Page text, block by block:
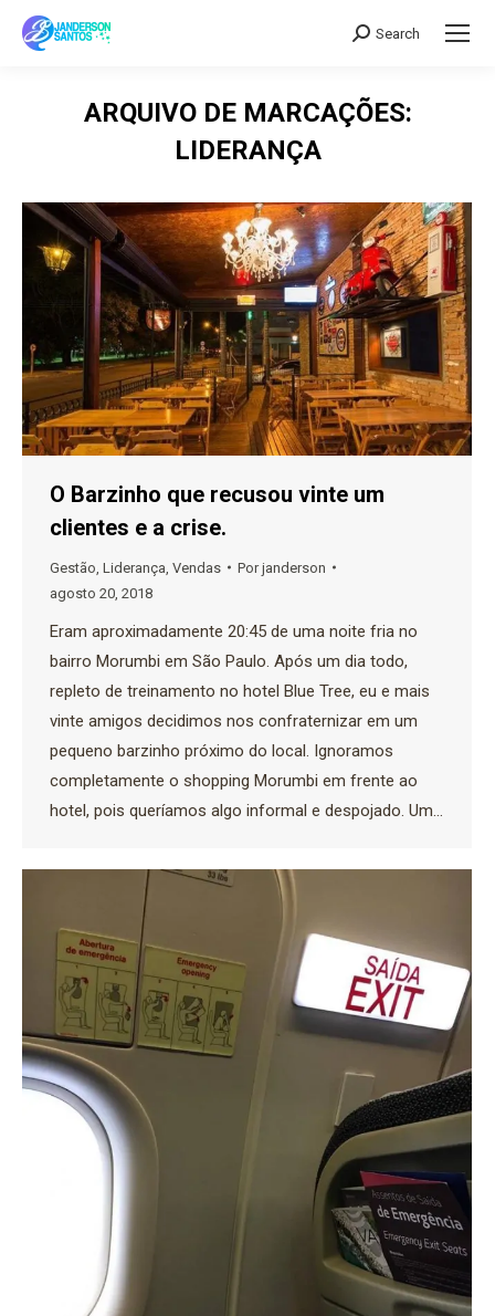
Search:
Search
ARQUIVO DE MARCAÇÕES:
LIDERANÇA
O Barzinho que recusou vinte um
clientes e a crise.
Gestão Liderança Vendas Porjanderson
agosto 20, 2018
Eram aproximadamente 20:45 de uma noite fria no
bairro Morumbi em São Paulo. Após um dia todo,
repleto de treinamento no hotel Blue Tree, eu e mais
vinte amigos decidimos nos confraternizar em um
pequeno barzinho próximo do local. Ignoramos
completamente o shopping Morumbi em frente ao
hotel, pois queríamos algo informal e despojado. Um…